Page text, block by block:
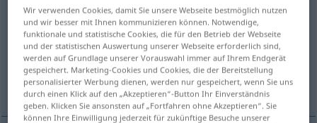
lamineur [laminœʀ]m
Übersicht aller Übersetzungen
(Für mehr Details die Übersetzung anklicken/antippen)
Walzwerkarbeiter
Wir verwenden Cookies, damit Sie unsere Webseite bestmöglich nutzen
und wir besser mit Ihnen kommunizieren können. Notwendige,
funktionale und statistische Cookies, die für den Betrieb der Webseite
und der statistischen Auswertung unserer Webseite erforderlich sind,
werden auf Grundlage unserer Vorauswahl immer auf Ihrem Endgerät
gespeichert. Marketing-Cookies und Cookies, die der Bereitstellung
personalisierter Werbung dienen, werden nur gespeichert, wenn Sie uns
durch einen Klick auf den „Akzeptieren“-Button Ihr Einverständnis
geben. Klicken Sie ansonsten auf „Fortfahren ohne Akzeptieren“. Sie
können Ihre Einwilligung jederzeit für zukünftige Besuche unserer